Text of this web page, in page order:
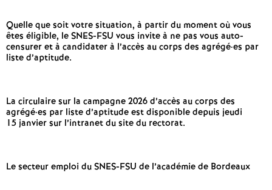
d
S
c
Quelle que soit votre situation, à partir du moment où vous
êtes éligible, le SNES-FSU vous invite à ne pas vous auto-
censurer et à candidater à l’accès au corps des agrégé·es par
liste d’aptitude.
La circulaire sur la campagne 2026 d’accès au corps des
agrégé·es par liste d’aptitude est disponible depuis jeudi
15 janvier sur l’intranet du site du rectorat.
Le secteur emploi du SNES-FSU de l’académie de Bordeaux